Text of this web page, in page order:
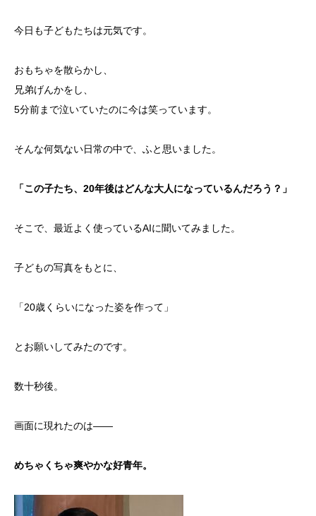
今日も子どもたちは元気です。
おもちゃを散らかし、
兄弟げんかをし、
5分前まで泣いていたのに今は笑っています。
そんな何気ない日常の中で、ふと思いました。
「この子たち、20年後はどんな大人になっているんだろう？」
そこで、最近よく使っているAIに聞いてみました。
子どもの写真をもとに、
「20歳くらいになった姿を作って」
とお願いしてみたのです。
数十秒後。
画面に現れたのは――
めちゃくちゃ爽やかな好青年。